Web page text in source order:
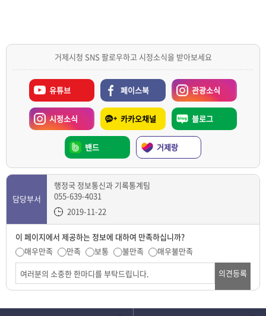
거제시청 SNS 팔로우하고 시정소식을 받아보세요
유튜브 페이스북 관광소식
시정소식 카카오채널 블로그
밴드 거제랑
담당부서
행정국 정보통신과 기록통계팀
055-639-4031
2019-11-22
이 페이지에서 제공하는 정보에 대하여 만족하십니까?
매우만족
만족 보통 불만족
매우불만족
의견등록